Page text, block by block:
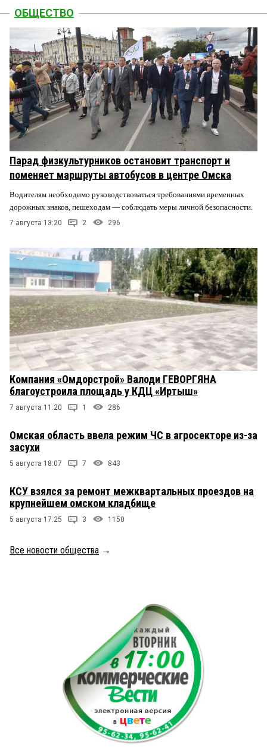
ОБЩЕСТВО
Парад физкультурников остановит транспорт и
поменяет маршруты автобусов в центре Омска
Водителям необходимо руководствоваться требованиями временных
дорожных знаков, пешеходам — соблюдать меры личной безопасности.
7 августа 13:20 2 296
Компания «Омдорстрой» Валоди ГЕВОРГЯНА
благоустроила площадь у КДЦ «Иртыш»
7 августа 11:20 1 286
Омская область ввела режим ЧС в агросекторе из-за
засухи
5 августа 18:07 7 843
КСУ взялся за ремонт межквартальных проездов на
крупнейшем омском кладбище
5 августа 17:25 3 1150
Все новости общества →